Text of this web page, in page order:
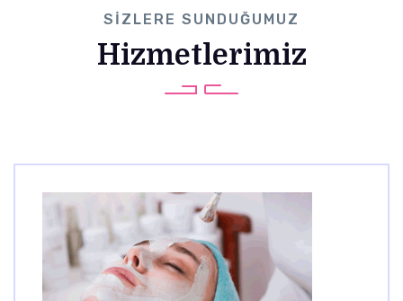
SIZLERE SUNDUĞUMUZ
Hizmetlerimiz